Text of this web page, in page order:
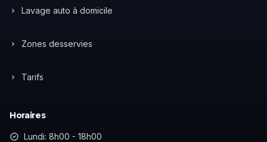
Lavage auto à domicile
Zones desservies
Tarifs
Horaires
Lundi: 8h00 - 18h00